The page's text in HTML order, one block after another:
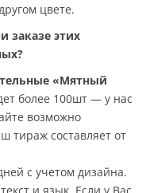
цвете.
заказе этих
«Мятный
более 100шт — у нас
возможно
тираж составляет от
с учетом дизайна.
и язык. Если у Вас